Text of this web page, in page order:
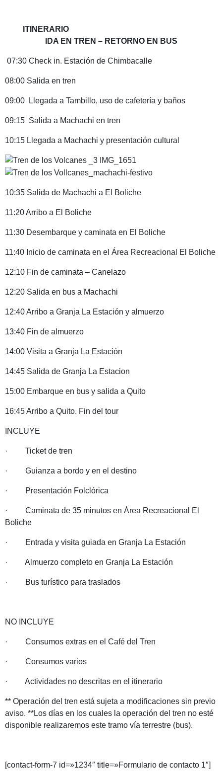
ITINERARIO
IDA EN TREN – RETORNO EN BUS
07:30 Check in. Estación de Chimbacalle
08:00 Salida en tren
09:00 Llegada a Tambillo, uso de cafetería y baños
09:15 Salida a Machachi en tren
10:15 Llegada a Machachi y presentación cultural
10:35 Salida de Machachi a El Boliche
11:20 Arribo a El Boliche
11:30 Desembarque y caminata en El Boliche
11:40 Inicio de caminata en el Área Recreacional El Boliche
12:10 Fin de caminata – Canelazo
12:20 Salida en bus a Machachi
12:40 Arribo a Granja La Estación y almuerzo
13:40 Fin de almuerzo
14:00 Visita a Granja La Estación
14:45 Salida de Granja La Estacion
15:00 Embarque en bus y salida a Quito
16:45 Arribo a Quito. Fin del tour
INCLUYE
· Ticket de tren
· Guianza a bordo y en el destino
· Presentación Folclórica
· Caminata de 35 minutos en Área Recreacional El
Boliche
· Entrada y visita guiada en Granja La Estación
· Almuerzo completo en Granja La Estación
· Bus turístico para traslados
NO INCLUYE
· Consumos extras en el Café del Tren
· Consumos varios
· Actividades no descritas en el itinerario
** Operación del tren está sujeta a modificaciones sin previo
aviso. **Los días en los cuales la operación del tren no esté
disponible realizaremos este tramo vía terrestre (bus).
[contact-form-7 id=»1234″ title=»Formulario de contacto 1″]